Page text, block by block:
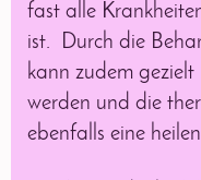
fast alle
ist. Durch die
kann zudem
werden und die
ebenfalls eine